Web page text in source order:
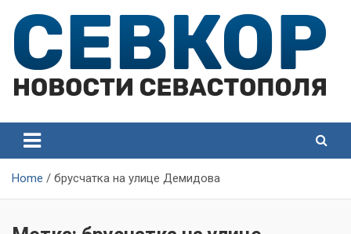
content
Севастополя
Севастополя
Home брусчатка на улице Демидова